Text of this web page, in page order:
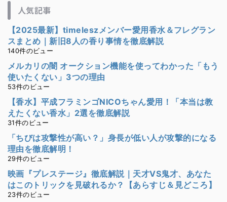
人気記事
【2025最新】timeleszメンバー愛用香水＆フレグラン
スまとめ｜新旧8人の香り事情を徹底解説
140件のビュー
メルカリの闇 オークション機能を使ってわかった「もう
使いたくない」3つの理由
53件のビュー
【香水】平成フラミンゴNICOちゃん愛用！「本当は教
えたくない香水」2選を徹底解説
31件のビュー
「ちびは攻撃性が高い？」身長が低い人が攻撃的になる
理由を徹底解明！
29件のビュー
映画『プレステージ』徹底解説｜天才VS鬼才、あなた
はこのトリックを見破れるか？【あらすじ＆見どころ】
23件のビュー